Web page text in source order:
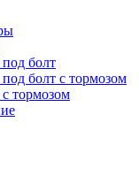
болт
болт с тормозом
тормозом